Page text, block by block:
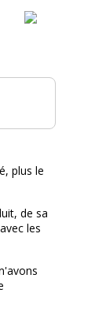
plus le
de sa
les